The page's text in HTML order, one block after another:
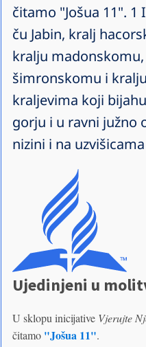
čitamo "Jošua 11". 1
ču Jabin, kralj
kralju
šimronskomu i
kraljevima koji
gorju i u ravni južno
nizini i na
Ujedinjeni u
U sklopu inicijative Vjerujte
čitamo "Jošua 11".